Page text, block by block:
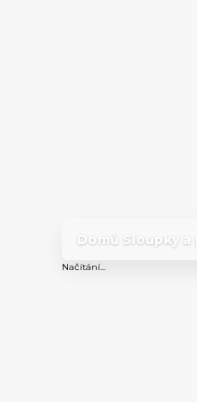
Domů Sloupky a
Načítání...